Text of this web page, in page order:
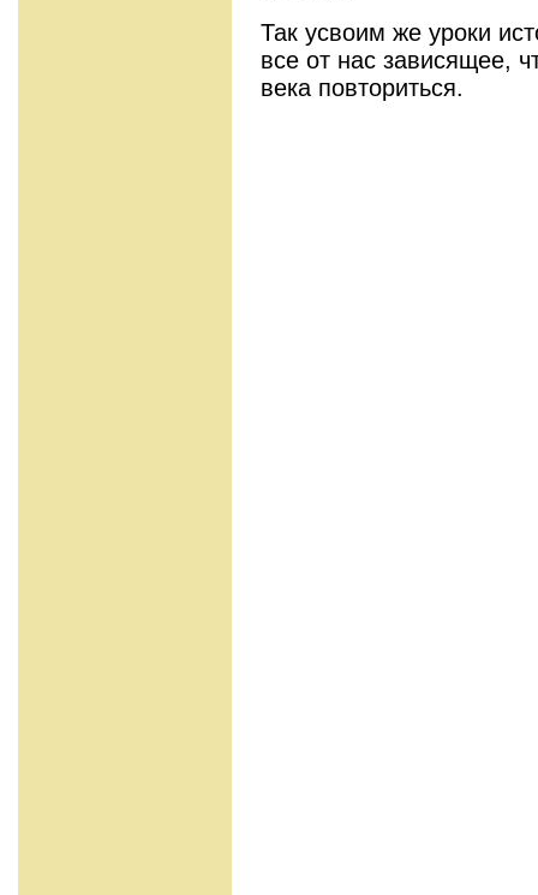
Так усвоим же уроки
все от нас зависящее,
века повториться.